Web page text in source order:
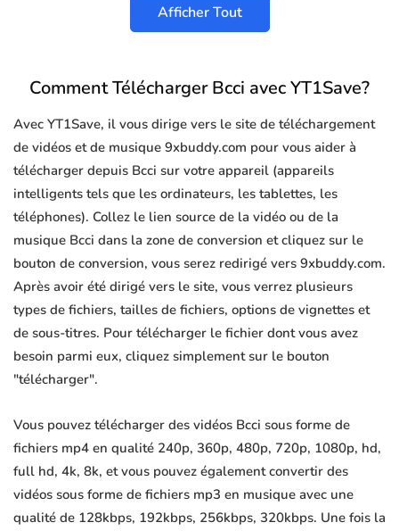
Afficher Tout
Comment Télécharger Bcci avec YT1Save?
Avec YT1Save, il vous dirige vers le site de téléchargement
de vidéos et de musique 9xbuddy.com pour vous aider à
télécharger depuis Bcci sur votre appareil (appareils
intelligents tels que les ordinateurs, les tablettes, les
téléphones). Collez le lien source de la vidéo ou de la
musique Bcci dans la zone de conversion et cliquez sur le
bouton de conversion, vous serez redirigé vers 9xbuddy.com.
Après avoir été dirigé vers le site, vous verrez plusieurs
types de fichiers, tailles de fichiers, options de vignettes et
de sous-titres. Pour télécharger le fichier dont vous avez
besoin parmi eux, cliquez simplement sur le bouton
"télécharger".
Vous pouvez télécharger des vidéos Bcci sous forme de
fichiers mp4 en qualité 240p, 360p, 480p, 720p, 1080p, hd,
full hd, 4k, 8k, et vous pouvez également convertir des
vidéos sous forme de fichiers mp3 en musique avec une
qualité de 128kbps, 192kbps, 256kbps, 320kbps. Une fois la